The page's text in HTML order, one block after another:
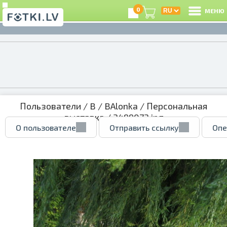
0 МЕНЮ
Пользователи / B / BAlonka / Персональная
выставка/ 3499073.jpg
О пользователе Отправить ссылку